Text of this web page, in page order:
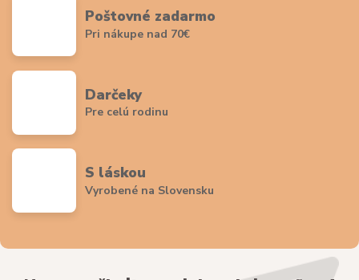
Poštovné zadarmo
Pri nákupe nad 70€
Darčeky
Pre celú rodinu
S láskou
Vyrobené na Slovensku